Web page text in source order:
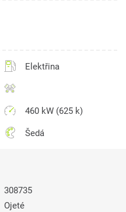
Elektřina
460 kW (625 k)
Šedá
308735
Ojeté